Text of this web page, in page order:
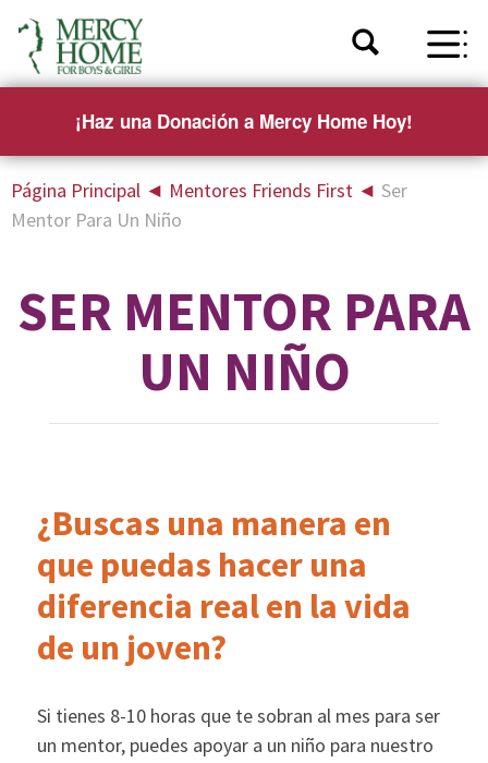
¡Haz una Donación a Mercy Home Hoy!
Página Principal ◄ Mentores Friends First ◄ Ser
Mentor Para Un Niño
SER MENTOR PARA
UN NIÑO
¿Buscas una manera en
que puedas hacer una
diferencia real en la vida
de un joven?
Si tienes 8-10 horas que te sobran al mes para ser
un mentor, puedes apoyar a un niño para nuestro